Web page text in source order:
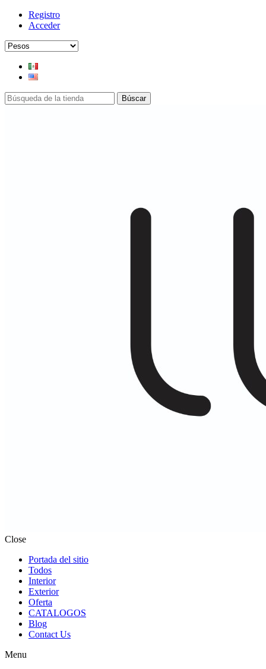
Registro
Acceder
Búscar
Close
Portada del sitio
Todos
Interior
Exterior
Oferta
CATALOGOS
Blog
Contact Us
Menu